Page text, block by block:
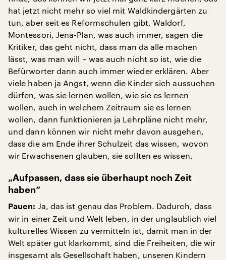
hat jetzt nicht mehr so viel mit Waldkindergärten zu
tun, aber seit es Reformschulen gibt, Waldorf,
Montessori, Jena-Plan, was auch immer, sagen die
Kritiker, das geht nicht, dass man da alle machen
lässt, was man will – was auch nicht so ist, wie die
Befürworter dann auch immer wieder erklären. Aber
viele haben ja Angst, wenn die Kinder sich aussuchen
dürfen, was sie lernen wollen, wie sie es lernen
wollen, auch in welchem Zeitraum sie es lernen
wollen, dann funktionieren ja Lehrpläne nicht mehr,
und dann können wir nicht mehr davon ausgehen,
dass die am Ende ihrer Schulzeit das wissen, wovon
wir Erwachsenen glauben, sie sollten es wissen.
„Aufpassen, dass sie überhaupt noch Zeit
haben“
Pauen: Ja, das ist genau das Problem. Dadurch, dass
wir in einer Zeit und Welt leben, in der unglaublich viel
kulturelles Wissen zu vermitteln ist, damit man in der
Welt später gut klarkommt, sind die Freiheiten, die wir
insgesamt als Gesellschaft haben, unseren Kindern